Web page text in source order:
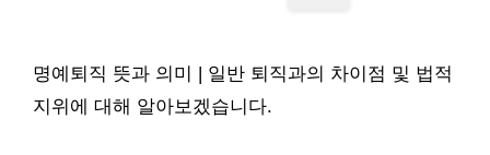
명예퇴직 뜻과 의미 | 일반 퇴직과의 차이점 및 법적
지위에 대해 알아보겠습니다.